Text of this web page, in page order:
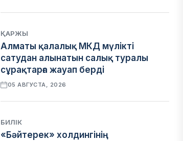
ҚАРЖЫ
Алматы қалалық МКД мүлікті
сатудан алынатын салық туралы
сұрақтарға жауап берді
05 АВГУСТА, 2026
БИЛІК
«Бәйтерек» холдингінің